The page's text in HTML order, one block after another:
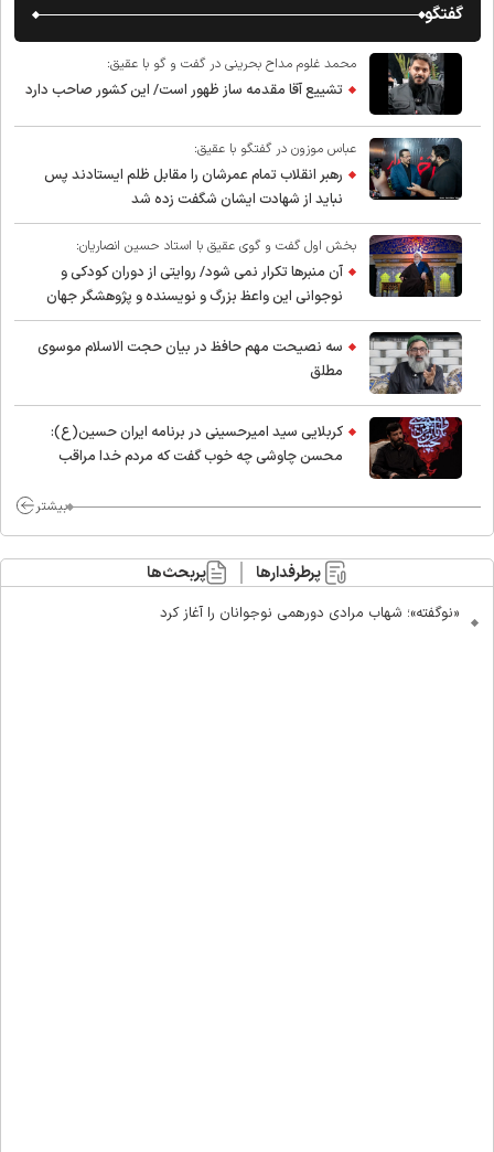
گفتگو
محمد غلوم مداح بحرینی در گفت و گو با عقیق:
تشییع آقا مقدمه ساز ظهور است/ این کشور صاحب دارد
عباس موزون در گفتگو با عقیق:
رهبر انقلاب تمام عمرشان را مقابل ظلم ایستادند پس
نباید از شهادت ایشان شگفت زده شد
بخش اول گفت و گوی عقیق با استاد حسین انصاریان:
آن منبرها تکرار نمی شود/ روایتی از دوران کودکی و
نوجوانی این واعظ بزرگ و نویسنده و پژوهشگر جهان
اسلام
سه نصیحت مهم حافظ در بیان حجت الاسلام موسوی
مطلق
کربلایی سید امیر‌حسینی در برنامه ایران حسین(ع):
محسن چاوشی چه خوب گفت که مردم خدا مراقب
بیشتر
پرطرفدارها پربحث‌ها
«نوگفته»؛ شهاب مرادی دورهمی نوجوانان را آغاز کرد